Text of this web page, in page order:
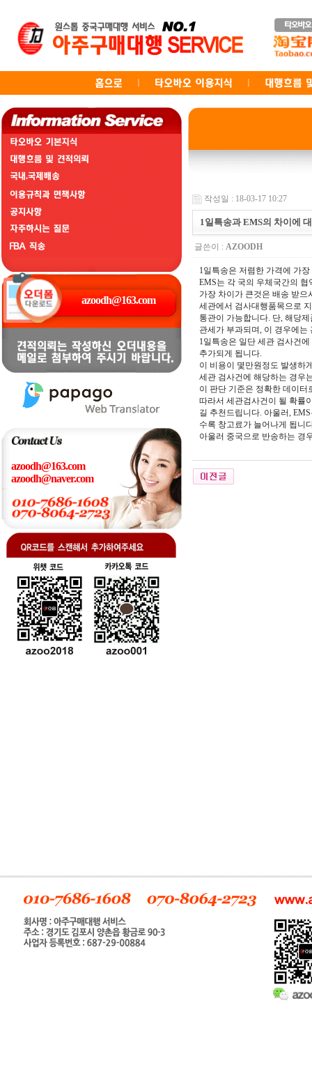
작성일 : 18-03-17 10:27
1일특송과 EMS의 차이에
글쓴이 : AZOODH
1일특송은 저렴한 가격에 가
EMS는 각 국의 우체국간의
가장 차이가 큰것은 배송 받
세관에서 검사대행품목으로
통관이 가능합니다. 단, 해당
관세가 부과되며, 이 경우에
1일특송은 일단 세관 검사건
추가되게 됩니다.
이 비용이 몇만원정도 발생하
세관 검사건에 해당하는 경우
이 판단 기준은 정확한 데이
따라서 세관검사건이 될 확률
길 추천드립니다. 아울러,
수록 창고료가 늘어나게 됩니
아울러 중국으로 반송하는 경